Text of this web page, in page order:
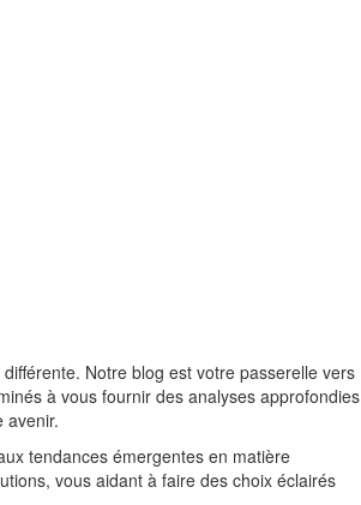
Notre blog est votre passerelle vers
à vous fournir des analyses approfondies
avenir.
tendances émergentes en matière
vous aidant à faire des choix éclairés